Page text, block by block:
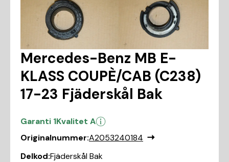
Mercedes-Benz MB E-
KLASS COUPÈ/CAB (C238)
17-23 Fjäderskål Bak
Garanti 1Kvalitet A
Originalnummer:A2053240184
Delkod:Fjäderskål Bak